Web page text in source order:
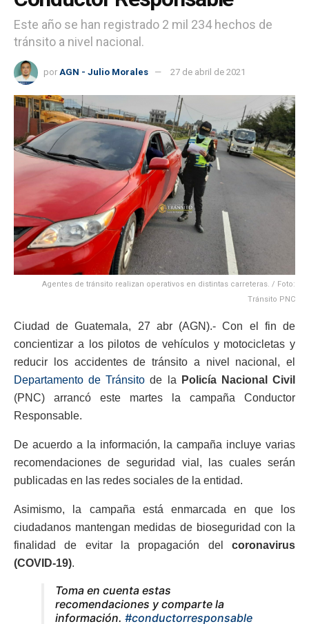
Este año se han registrado 2 mil 234 hechos de
tránsito a nivel nacional.
por AGN - Julio Morales 27 de abril de 2021
Agentes de tránsito realizan operativos en distintas carreteras. / Foto:
Tránsito PNC
Ciudad de Guatemala, 27 abr (AGN).- Con el fin de
concientizar a los pilotos de vehículos y motocicletas y
reducir los accidentes de tránsito a nivel nacional, el
Departamento de Tránsito de la
Policía Nacional Civil
(PNC) arrancó este martes la campaña Conductor
Responsable.
De acuerdo a la información, la campaña incluye varias
recomendaciones de seguridad vial, las cuales serán
publicadas en las redes sociales de la entidad.
Asimismo, la campaña está enmarcada en que los
ciudadanos mantengan medidas de bioseguridad con la
finalidad de evitar la propagación del
coronavirus
(COVID-19).
Toma en cuenta estas
recomendaciones y comparte la
información. #conductorresponsable